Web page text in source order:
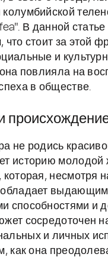
В данной
что стоит за этой
и
повлияла на
в обществе.
не родись
историю
которая, несмотря
обладает
способностями и
сосредоточен
и личных
как она